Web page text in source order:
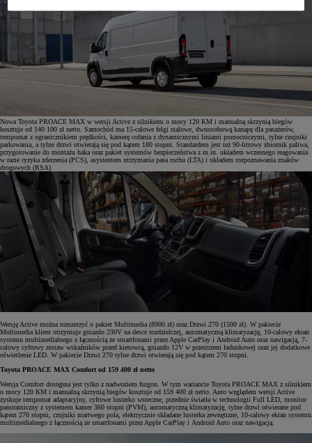
Nowa Toyota PROACE MAX w wersji Active z silnikiem o mocy 120 KM i manualną skrzynią biegów
kosztuje od 140 100 zł netto. Samochód ma 15-calowe felgi stalowe, dwuosobową kanapę dla pasażerów,
tempomat z ogranicznikiem prędkości, kamerę cofania z dynamicznymi liniami pomocniczymi, tylne czujniki
parkowania, a tylne drzwi otwierają się pod kątem 180 stopni. Standardem jest też 90-litrowy zbiornik paliwa,
przygotowanie do montażu haka oraz pakiet systemów bezpieczeństwa z m.in. układem wczesnego reagowania
w razie ryzyka zderzenia (PCS), asystentem utrzymania pasa ruchu (LTA) i układem rozpoznawania znaków
drogowych (RSA)
Wersję Active można rozszerzyć o pakiet Multimedia (8900 zł) oraz Drzwi 270 (1500 zł). W pakiecie
Multimedia klient otrzymuje gniazdo 230V na desce rozdzielczej, automatyczną klimatyzację, 10-calowy ekran
systemu multimedialnego z łącznością ze smartfonami przez Apple CarPlay i Android Auto oraz nawigacją, 7-
calowy cyfrowy zestaw wskaźników przed kierowcą, gniazdo 12V w przestrzeni ładunkowej oraz jej dodatkowe
oświetlenie LED. W pakiecie Drzwi 270 tylne drzwi otwierają się pod kątem 270 stopni.
Toyota PROACE MAX Comfort od 159 400 zł netto
Wersja Comfort dostępna jest tylko z nadwoziem furgon. W tym wariancie Toyota PROACE MAX z silnikiem
o mocy 120 KM i manualną skrzynią biegów kosztuje od 159 400 zł netto. Auto względem wersji Active
zyskuje tempomat adaptacyjny, cyfrowe lusterko wsteczne, przednie światła w technologii Full LED, monitor
panoramiczny z systemem kamer 360 stopni (PVM), automatyczną klimatyzację, tylne drzwi otwierane pod
kątem 270 stopni, czujniki martwego pola, elektrycznie składane lusterka zewnętrzne, 10-calowy ekran systemu
multimedialnego z łącznością ze smartfonami przez Apple CarPlay i Android Auto oraz nawigacją.